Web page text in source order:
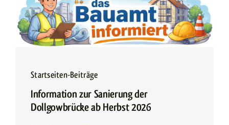
Startseiten-Beiträge
Information zur Sanierung der
Dollgowbrücke ab Herbst 2026